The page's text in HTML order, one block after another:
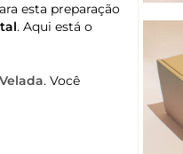
esta preparação
. Aqui está o
. Você